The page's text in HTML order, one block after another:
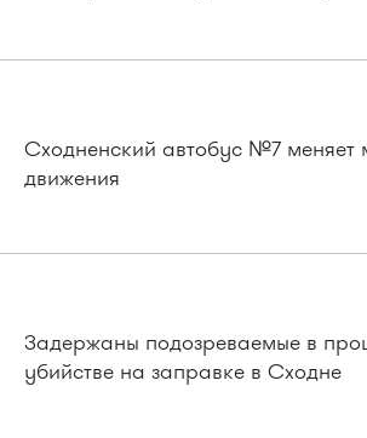
Сходненский автобус №7
движения
Задержаны подозреваемые в
убийстве на заправке в Сходне